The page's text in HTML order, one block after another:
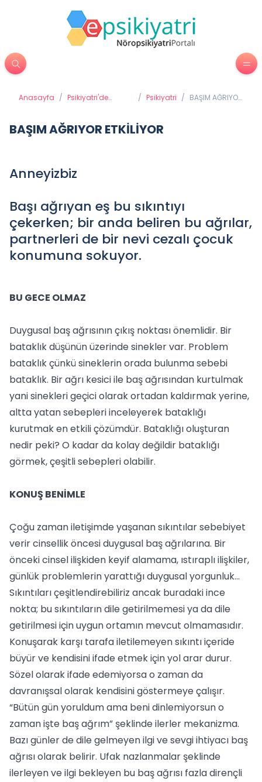
Anasayfa / Psikiyatri'de
/ Psikiyatri / BAŞIM AĞRIYOR
BAŞIM AĞRIYOR ETKİLİYOR
Anneyizbiz
Başı ağrıyan eş bu sıkıntıyı
çekerken; bir anda beliren bu ağrılar,
partnerleri de bir nevi cezalı çocuk
konumuna sokuyor.
BU GECE OLMAZ
Duygusal baş ağrısının çıkış noktası önemlidir. Bir
bataklık düşünün üzerinde sinekler var. Problem
bataklık çünkü sineklerin orada bulunma sebebi
bataklık. Bir ağrı kesici ile baş ağrısından kurtulmak
yani sinekleri geçici olarak ortadan kaldırmak yerine,
altta yatan sebepleri inceleyerek bataklığı
kurutmak en etkili çözümdür. Bataklığı oluşturan
nedir peki? O kadar da kolay değildir bataklığı
görmek, çeşitli sebepleri olabilir.
KONUŞ BENİMLE
Çoğu zaman iletişimde yaşanan sıkıntılar sebebiyet
verir cinsellik öncesi duygusal baş ağrılarına. Bir
önceki cinsel ilişkiden keyif alamama, ıstıraplı ilişkiler,
günlük problemlerin yarattığı duygusal yorgunluk…
Sıkıntıları çeşitlendirebiliriz ancak buradaki ince
nokta; bu sıkıntıların dile getirilmemesi ya da dile
getirilmesi için uygun ortamın mevcut olmamasıdır.
Konuşarak karşı tarafa iletilemeyen sıkıntı içeride
büyür ve kendisini ifade etmek için yol arar durur.
Sözel olarak ifade edemiyorsa o zaman da
davranışsal olarak kendisini göstermeye çalışır.
“Bütün gün yoruldum ama beni dinlemiyorsun o
zaman işte baş ağrım” şeklinde ilerler mekanizma.
Bazı günler de dile gelmeyen ilgi ve sevgi ihtiyacı baş
ağrısı olarak belirir. Ufak nazlanmalar şeklinde
ilerleyen ve ilgi bekleyen bu baş ağrısı fazla dirençli